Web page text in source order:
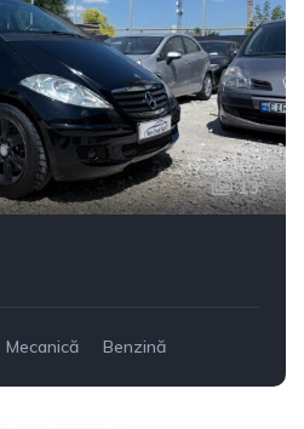
13
Mecanică
Benzină